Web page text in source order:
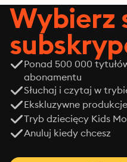
Wybierz
Ponad 500 000
abonamentu
Słuchaj i czytaj w
Ekskluzywne
Tryb dziecięcy Kids
Anuluj kiedy chcesz